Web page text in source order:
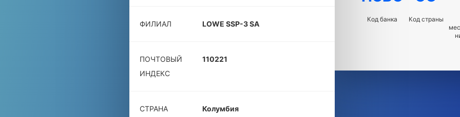
ФИЛИАЛ LOWE SSP-3 SA
ПОЧТОВЫЙ
ИНДЕКС
110221
СТРАНА Колумбия
Код банка Код страны